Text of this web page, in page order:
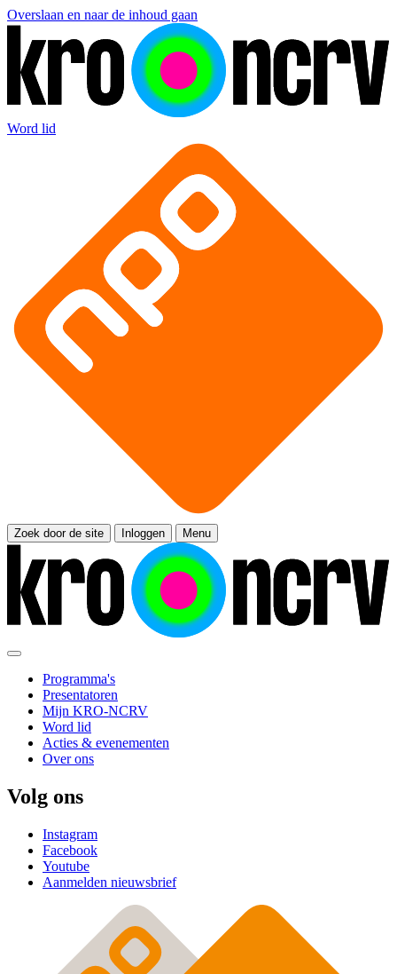
Overslaan en naar de inhoud gaan
Word lid
Zoek door de site Inloggen Menu
Programma's
Presentatoren
Mijn KRO-NCRV
Word lid
Acties & evenementen
Over ons
Volg ons
Instagram
Facebook
Youtube
Aanmelden nieuwsbrief